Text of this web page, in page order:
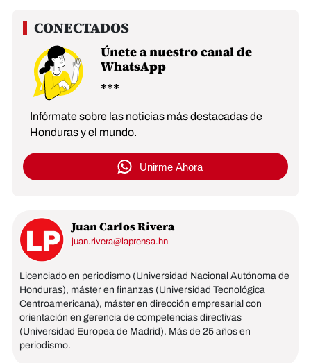
Únete a nuestro canal de
WhatsApp
Infórmate sobre las noticias más destacadas de
Honduras y el mundo.
Unirme Ahora
Juan Carlos Rivera
juan.rivera@laprensa.hn
Licenciado en periodismo (Universidad Nacional Autónoma de
Honduras), máster en finanzas (Universidad Tecnológica
Centroamericana), máster en dirección empresarial con
orientación en gerencia de competencias directivas
(Universidad Europea de Madrid). Más de 25 años en
periodismo.